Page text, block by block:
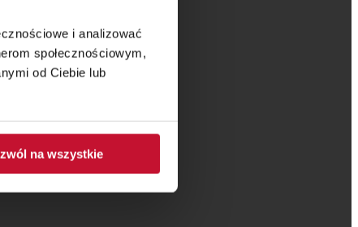
i analizować
społecznościowym,
od Ciebie lub
na wszystkie